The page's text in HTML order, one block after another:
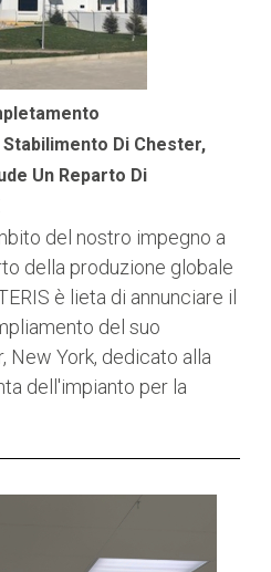
Di Chester,
Un Reparto Di
del nostro impegno a
della produzione globale
è lieta di annunciare il
del suo
New York, dedicato alla
dell'impianto per la